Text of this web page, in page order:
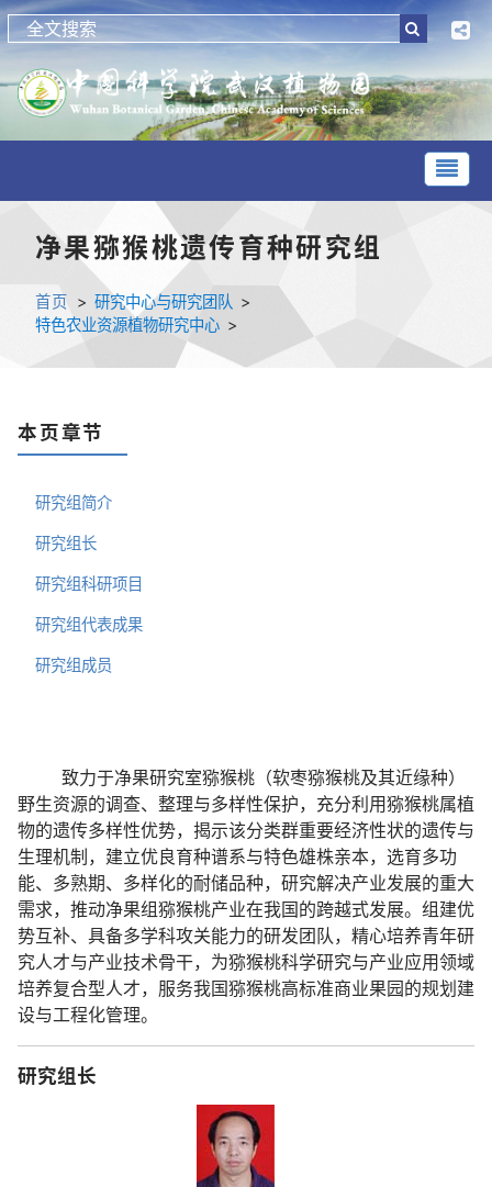
净果猕猴桃遗传育种研究组
首页 > 研究中心与研究团队 >
特色农业资源植物研究中心 >
本页章节
研究组简介
研究组长
研究组科研项目
研究组代表成果
研究组成员
致力于净果研究室猕猴桃（软枣猕猴桃及其近缘种）
野生资源的调查、整理与多样性保护，充分利用猕猴桃属植
物的遗传多样性优势，揭示该分类群重要经济性状的遗传与
生理机制，建立优良育种谱系与特色雄株亲本，选育多功
能、多熟期、多样化的耐储品种，研究解决产业发展的重大
需求，推动净果组猕猴桃产业在我国的跨越式发展。组建优
势互补、具备多学科攻关能力的研发团队，精心培养青年研
究人才与产业技术骨干，为猕猴桃科学研究与产业应用领域
培养复合型人才，服务我国猕猴桃高标准商业果园的规划建
设与工程化管理。
研究组长